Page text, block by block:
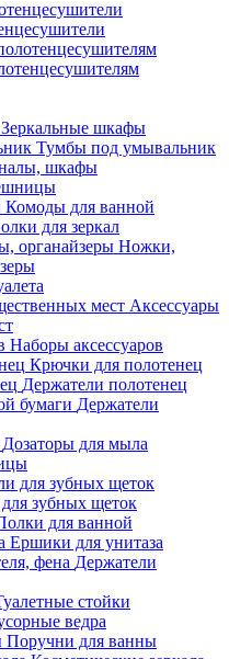
Зеркальные шкафы
Тумбы под умывальник
шкафы
Комоды для ванной
для зеркал
Ножки,
Аксессуары
Наборы аксессуаров
Крючки для полотенец
Держатели полотенец
Держатели
Дозаторы для мыла
зубных щеток
для ванной
Ершики для унитаза
Держатели
стойки
ведра
Поручни для ванны